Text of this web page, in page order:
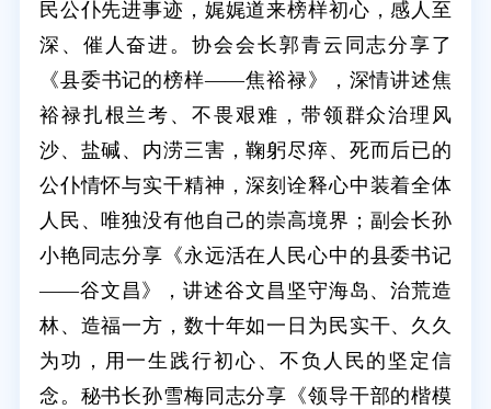
民公仆先进事迹，娓娓道来榜样初心，感人至
深、催人奋进。协会会长郭青云同志分享了
《县委书记的榜样——焦裕禄》，深情讲述焦
裕禄扎根兰考、不畏艰难，带领群众治理风
沙、盐碱、内涝三害，鞠躬尽瘁、死而后已的
公仆情怀与实干精神，深刻诠释心中装着全体
人民、唯独没有他自己的崇高境界；副会长孙
小艳同志分享《永远活在人民心中的县委书记
——谷文昌》，讲述谷文昌坚守海岛、治荒造
林、造福一方，数十年如一日为民实干、久久
为功，用一生践行初心、不负人民的坚定信
念。秘书长孙雪梅同志分享《领导干部的楷模